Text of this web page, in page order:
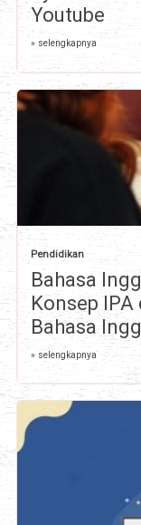
Youtube
» selengkapnya
Pendidikan
Bahasa
Konsep
Bahasa
» selengkapnya